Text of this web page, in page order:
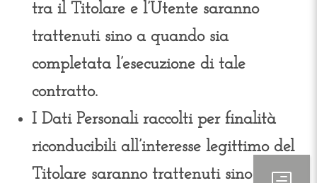
tra il Titolare e l’Utente saranno
trattenuti sino a quando sia
completata l’esecuzione di tale
contratto.
I Dati Personali raccolti per finalità
riconducibili all’interesse legittimo del
Titolare saranno trattenuti sino al